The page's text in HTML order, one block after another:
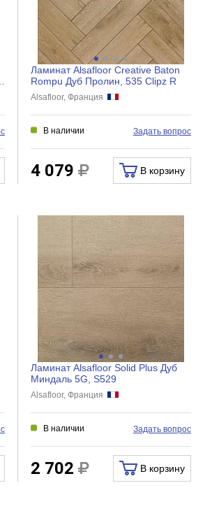
Ламинат Alsafloor Creative Baton
Rompu Дуб Пролин, 535 Clipz R
Alsafloor, Франция
В наличии Задать вопрос
4 079 В корзину
Ламинат Alsafloor Solid Plus Дуб
Миндаль 5G, S529
Alsafloor, Франция
В наличии Задать вопрос
2 702 В корзину